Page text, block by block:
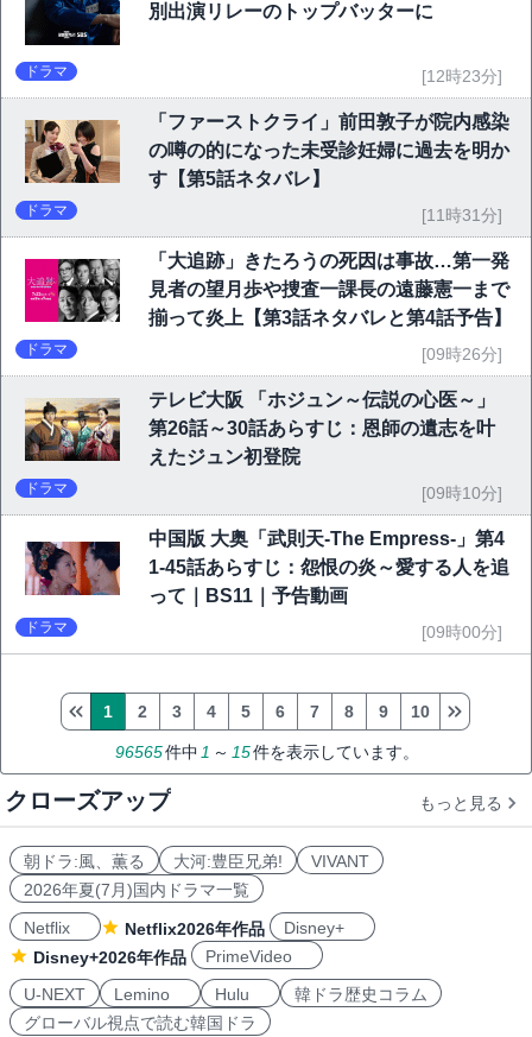
別出演リレーのトップバッターに
ドラマ [12時23分]
「ファーストクライ」前田敦子が院内感染
の噂の的になった未受診妊婦に過去を明か
す【第5話ネタバレ】
ドラマ [11時31分]
「大追跡」きたろうの死因は事故…第一発
見者の望月歩や捜査一課長の遠藤憲一まで
揃って炎上【第3話ネタバレと第4話予告】
ドラマ [09時26分]
テレビ大阪 「ホジュン～伝説の心医～」
第26話～30話あらすじ：恩師の遺志を叶
えたジュン初登院
ドラマ [09時10分]
中国版 大奥「武則天-The Empress-」第4
1-45話あらすじ：怨恨の炎～愛する人を追
って｜BS11｜予告動画
ドラマ [09時00分]
96565件中1 ～ 15件を表示しています。
1 2 3 4 5 6 7 8 9 10
クローズアップ もっと見る
朝ドラ:風、薫る 大河:豊臣兄弟!
VIVANT
2026年夏(7月)国内ドラマ一覧
Netflix
Netflix2026年作品
Disney+
Disney+2026年作品
PrimeVideo
U-NEXT
Lemino Hulu
韓ドラ歴史コラム
グローバル視点で読む韓国ドラ